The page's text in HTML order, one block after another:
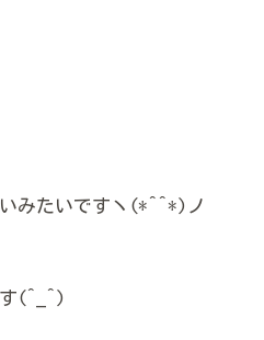
みたいですヽ(*^^*)ノ
(^_^)